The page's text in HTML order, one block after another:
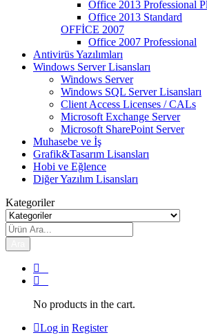
Office 2013 Professional
Office 2013 Standard
OFFİCE 2007
Office 2007 Professional
Antivirüs Yazılımları
Windows Server Lisansları
Windows Server
Windows SQL Server Lisansları
Client Access Licenses / CALs
Microsoft Exchange Server
Microsoft SharePoint Server
Muhasebe ve İş
Grafik&Tasarım Lisansları
Hobi ve Eğlence
Diğer Yazılım Lisansları
Kategoriler
No products in the cart.
Log in Register